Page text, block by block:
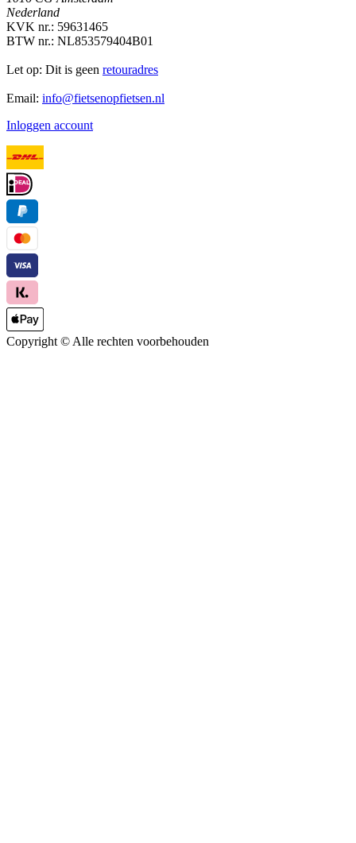
Nederland
KVK nr.: 59631465
BTW nr.: NL853579404B01
Let op: Dit is geen retouradres
Email: info@fietsenopfietsen.nl
Inloggen account
Copyright © Alle rechten voorbehouden